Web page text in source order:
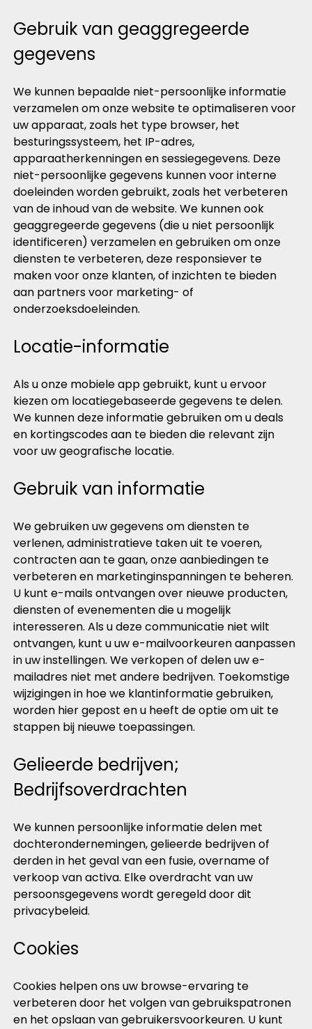
Gebruik van geaggregeerde
gegevens
We kunnen bepaalde niet-persoonlijke informatie
verzamelen om onze website te optimaliseren voor
uw apparaat, zoals het type browser, het
besturingssysteem, het IP-adres,
apparaatherkenningen en sessiegegevens. Deze
niet-persoonlijke gegevens kunnen voor interne
doeleinden worden gebruikt, zoals het verbeteren
van de inhoud van de website. We kunnen ook
geaggregeerde gegevens (die u niet persoonlijk
identificeren) verzamelen en gebruiken om onze
diensten te verbeteren, deze responsiever te
maken voor onze klanten, of inzichten te bieden
aan partners voor marketing- of
onderzoeksdoeleinden.
Locatie-informatie
Als u onze mobiele app gebruikt, kunt u ervoor
kiezen om locatiegebaseerde gegevens te delen.
We kunnen deze informatie gebruiken om u deals
en kortingscodes aan te bieden die relevant zijn
voor uw geografische locatie.
Gebruik van informatie
We gebruiken uw gegevens om diensten te
verlenen, administratieve taken uit te voeren,
contracten aan te gaan, onze aanbiedingen te
verbeteren en marketinginspanningen te beheren.
U kunt e-mails ontvangen over nieuwe producten,
diensten of evenementen die u mogelijk
interesseren. Als u deze communicatie niet wilt
ontvangen, kunt u uw e-mailvoorkeuren aanpassen
in uw instellingen. We verkopen of delen uw e-
mailadres niet met andere bedrijven. Toekomstige
wijzigingen in hoe we klantinformatie gebruiken,
worden hier gepost en u heeft de optie om uit te
stappen bij nieuwe toepassingen.
Gelieerde bedrijven;
Bedrijfsoverdrachten
We kunnen persoonlijke informatie delen met
dochterondernemingen, gelieerde bedrijven of
derden in het geval van een fusie, overname of
verkoop van activa. Elke overdracht van uw
persoonsgegevens wordt geregeld door dit
privacybeleid.
Cookies
Cookies helpen ons uw browse-ervaring te
verbeteren door het volgen van gebruikspatronen
en het opslaan van gebruikersvoorkeuren. U kunt